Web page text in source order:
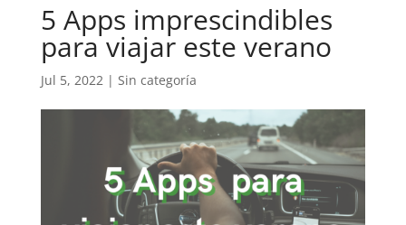
5 Apps imprescindibles
para viajar este verano
Jul 5, 2022| Sin categoría